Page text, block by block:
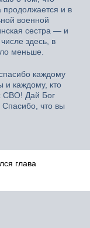
продолжается и в
военной
сестра — и
здесь, в
меньше.
каждому
и каждому, кто
СВО! Дай Бог
что вы
глава